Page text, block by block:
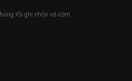
tôi ghi nhận và cảm